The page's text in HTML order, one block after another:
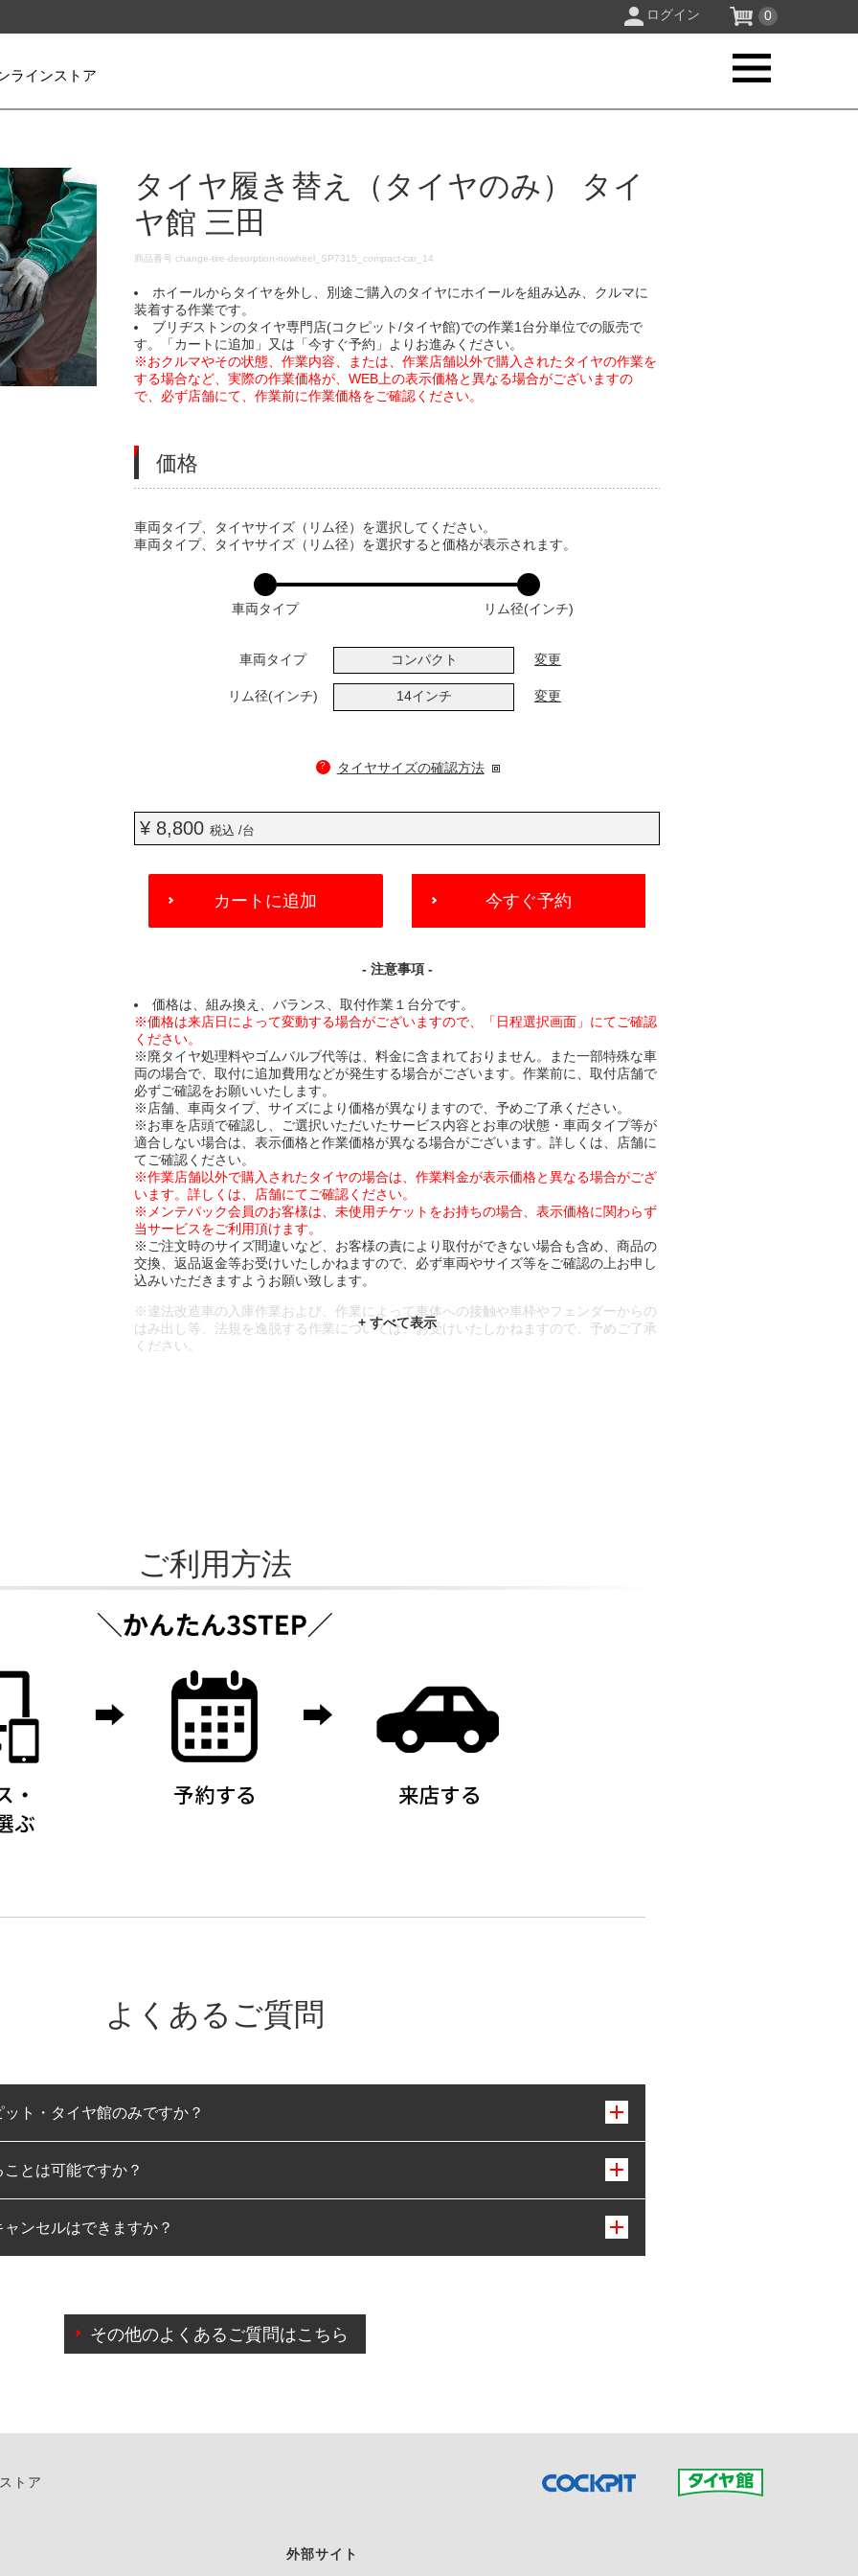
ログイン 0
ラインストア
タイヤ履き替え（タイヤのみ） タイ
ヤ館 三田
DETAILS
商品番号change-tire-desorption-nowheel_SP7315_compact-car_14
ホイールからタイヤを外し、別途ご購入のタイヤにホイールを組み込み、クルマに
装着する作業です。
ブリヂストンのタイヤ専門店(コクピット/タイヤ館)での作業1台分単位での販売で
す。「カートに追加」又は「今すぐ予約」よりお進みください。
※おクルマやその状態、作業内容、または、作業店舗以外で購入されたタイヤの作業を
する場合など、実際の作業価格が、WEB上の表示価格と異なる場合がございますの
で、必ず店舗にて、作業前に作業価格をご確認ください。
価格
VARIATIONS
車両タイプ、タイヤサイズ（リム径）を選択してください。
車両タイプ、タイヤサイズ（リム径）を選択すると価格が表示されます。
車両タイプ リム径(インチ)
車両タイプ コンパクト 変更
リム径(インチ) 14インチ 変更
? タイヤサイズの確認方法
¥ 8,800税込 /台
ADD
CART
カートに追加 今すぐ予約
- 注意事項 -
価格は、組み換え、バランス、取付作業１台分です。
※価格は来店日によって変動する場合がございますので、「日程選択画面」にてご確認
ください。
※廃タイヤ処理料やゴムバルブ代等は、料金に含まれておりません。また一部特殊な車
両の場合で、取付に追加費用などが発生する場合がございます。作業前に、取付店舗で
必ずご確認をお願いいたします。
※店舗、車両タイプ、サイズにより価格が異なりますので、予めご了承ください。
※お車を店頭で確認し、ご選択いただいたサービス内容とお車の状態・車両タイプ等が
適合しない場合は、表示価格と作業価格が異なる場合がございます。詳しくは、店舗に
てご確認ください。
※作業店舗以外で購入されたタイヤの場合は、作業料金が表示価格と異なる場合がござ
います。詳しくは、店舗にてご確認ください。
※メンテパック会員のお客様は、未使用チケットをお持ちの場合、表示価格に関わらず
当サービスをご利用頂けます。
※ご注文時のサイズ間違いなど、お客様の責により取付ができない場合も含め、商品の
交換、返品返金等お受けいたしかねますので、必ず車両やサイズ等をご確認の上お申し
込みいただきますようお願い致します。
※違法改造車の入庫作業および、作業によって車体への接触や車枠やフェンダーからの
はみ出し等、法規を逸脱する作業については、お受けいたしかねますので、予めご了承
ください。
ご利用方法
よくあるご質問
ト・タイヤ館のみですか？
みとなります。
とは可能ですか？
可能です。
ンセルはできますか？
によりご予約のキャンセルをご希望の際は、直接ご予約いただいた店舗へご連絡くださ
その他のよくあるご質問はこちら
トア
外部サイト